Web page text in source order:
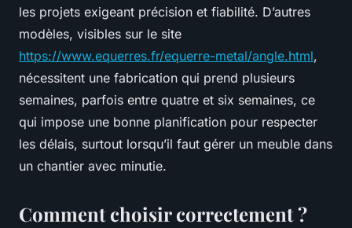
les projets exigeant précision et fiabilité. D’autres
modèles, visibles sur le site
https://www.equerres.fr/equerre-metal/angle.html,
nécessitent une fabrication qui prend plusieurs
semaines, parfois entre quatre et six semaines, ce
qui impose une bonne planification pour respecter
les délais, surtout lorsqu’il faut gérer un meuble dans
un chantier avec minutie.
Comment choisir correctement ?